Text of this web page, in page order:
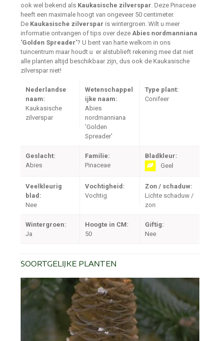
ook wel bekend als Kaukasische zilverspar. Deze Pinaceae
heeft een maximale hoogt van ongeveer 50 centimeter.
De Kaukasische zilverspar is wintergroen. Wilt u meer
informatie ontvangen of tips over deze Abies nordmanniana
'Golden Spreader'? U bent van harte welkom in ons
tuincentrum maar houdt u er alstublieft rekening mee dat niet
alle planten altijd beschikbaar zijn, dus ook de Kaukasische
zilverspar niet!
Nederlandse
naam:
Kaukasische
zilverspar
Wetenschappel
ijke naam:
Abies
nordmanniana
'Golden
Spreader'
Type plant:
Conifeer
Geslacht:
Abies
Familie:
Pinaceae
Bladkleur:
Geel
Veelkleurig
blad:
Nee
Vochtigheid:
Vochtig
Zon / schaduw:
Lichte schaduw /
zon
Wintergroen:
Ja
Hoogte in CM:
50
Giftig:
Nee
SOORTGELIJKE PLANTEN